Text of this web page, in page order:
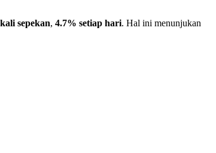
sepekan, 4.7% setiap hari. Hal ini menunjukan